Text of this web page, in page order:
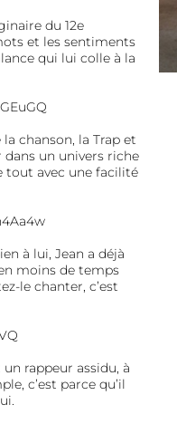
du 12e
et les sentiments
qui lui colle à la
chanson, la Trap et
dans un univers riche
tout avec une facilité
à lui, Jean a déjà
moins de temps
le chanter, c’est
rappeur assidu, à
c’est parce qu’il